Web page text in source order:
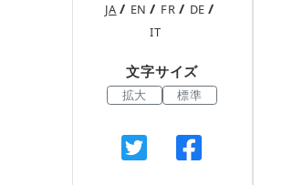
JA EN FR
DE
IT
文字サイズ
拡大 標準